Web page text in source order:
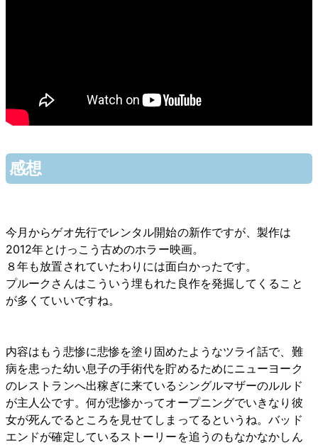
感想
今月からゲオ先行でレンタル開始の新作ですが、製作は
2012年とけっこう古めのホラー映画。
８年も放置されていたわりには面白かったです。
プルークさんはこういう埋もれた良作を発掘してくること
が多くていいですね。
内容はもう悲惨に悲惨を塗り固めたようなツライ話で、難
病を患った幼い息子の手術代を貯めるためにニューヨーク
のレストランへ出稼ぎに来ているシングルマザーのルルド
が主人公です。何が悲惨かってオープニングでいきなり彼
女が死んでるところを見せてしまってるというね。バッド
エンドが確定しているストーリーを追うのもなかなかしん